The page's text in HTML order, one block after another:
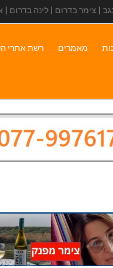
| צימר בדרום | לינה בדרום |
מאמרים רשת אתרי